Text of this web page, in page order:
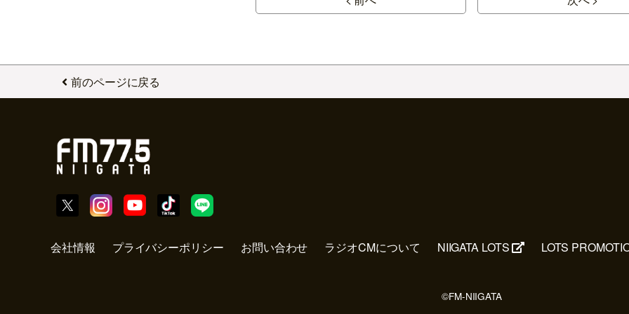
前のページに戻る
会社情報 プライバシーポリシー お問い合わせ ラジオCMについて NIIGATA LOTS LOTS
©FM-NIIGATA